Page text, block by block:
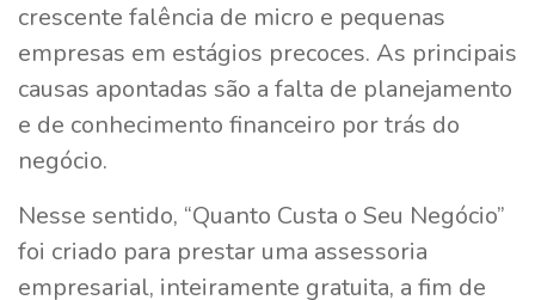
crescente falência de micro e pequenas
empresas em estágios precoces. As principais
causas apontadas são a falta de planejamento
e de conhecimento financeiro por trás do
negócio.
Nesse sentido, “Quanto Custa o Seu Negócio”
foi criado para prestar uma assessoria
empresarial, inteiramente gratuita, a fim de